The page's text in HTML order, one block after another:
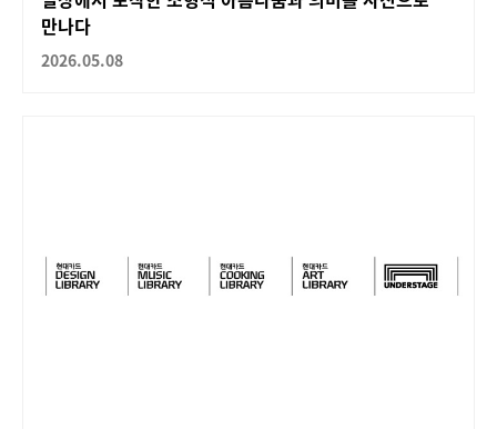
만나다
2026.05.08